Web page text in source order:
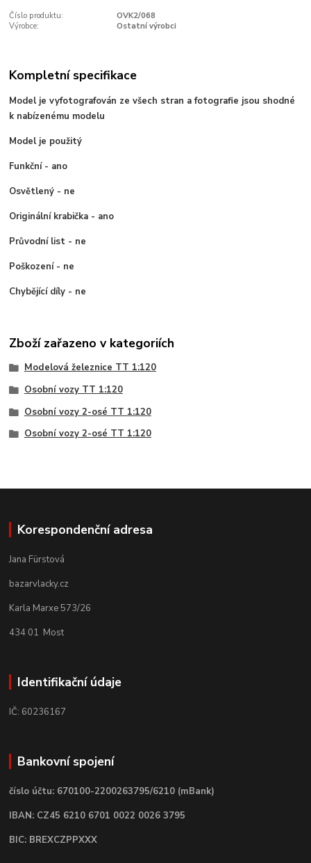
Číslo produktu:
OVK2/068
Výrobce:
Ostatní výrobci
Kompletní specifikace
Model je vyfotografován ze všech stran a fotografie jsou shodné
k nabízenému modelu
Model je použitý
Funkční - ano
Osvětlený - ne
Originální krabička - ano
Průvodní list - ne
Poškození - ne
Chybějící díly - ne
Zboží zařazeno v kategoriích
Modelová železnice TT 1:120
Osobní vozy TT 1:120
Osobní vozy 2-osé TT 1:120
Osobní vozy 2-osé TT 1:120
Korespondenční adresa
Jana Fürstová
bazarvlacky.cz
Karla Marxe 573/26
434 01 Most
Identifikační údaje
IČ: 60236167
Bankovní spojení
číslo účtu: 670100-2200263795/6210 (mBank)
IBAN: CZ45 6210 6701 0022 0026 3795
BIC: BREXCZPPXXX